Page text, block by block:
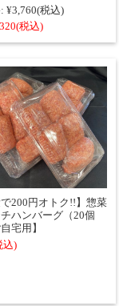
¥3,760(税込)
(税込)
で200円オトク!!】惣菜
ハンバーグ（20個
宅用】
込)